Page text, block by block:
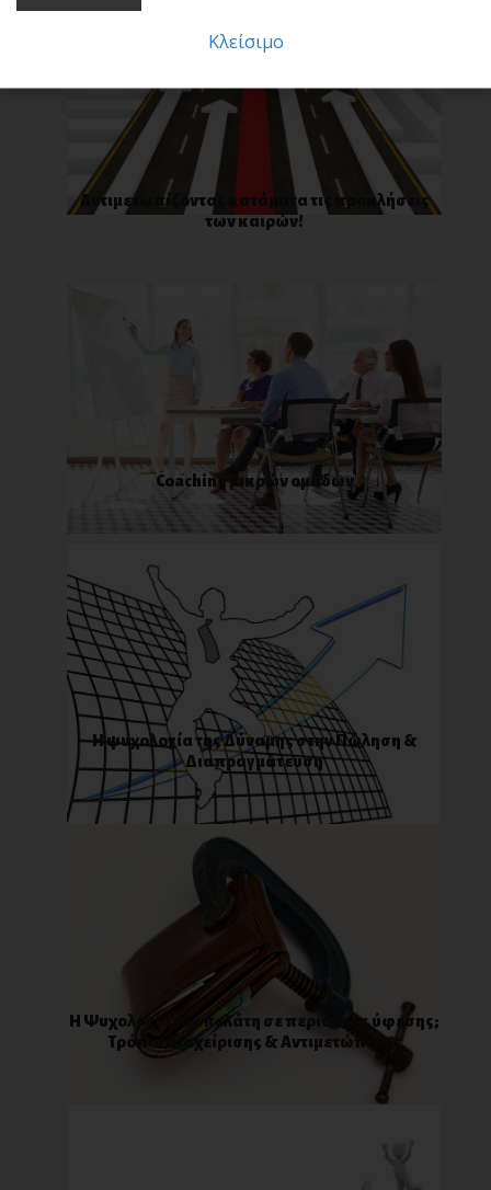
Αντιμετωπίζοντας κατάματα τις προκλήσεις
των καιρών!
Coaching μικρών ομάδων
Η ψυχολογία της Δύναμης στην Πώληση &
Διαπραγμάτευση
Η Ψυχολογία του πελάτη σε περιόδους ύφεσης;
Τρόποι Διαχείρισης & Αντιμετώπισης
Κλείσιμο